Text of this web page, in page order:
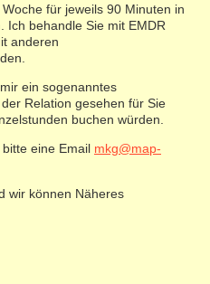
für jeweils 90 Minuten in
Ich behandle Sie mit EMDR
anderen
ein sogenanntes
Relation gesehen für Sie
buchen würden.
eine Email mkg@map-
wir können Näheres